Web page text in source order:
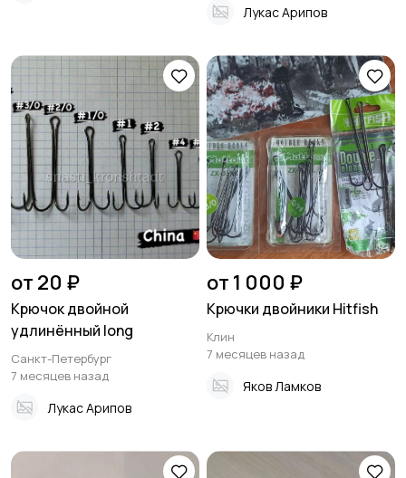
Лукас Арипов
от 20 ₽
Крючок двойной
удлинённый long
Санкт-Петербург
7 месяцев назад
Лукас Арипов
от 1 000 ₽
Крючки двойники Hitfish
Клин
7 месяцев назад
Яков Ламков